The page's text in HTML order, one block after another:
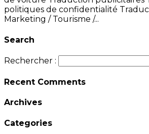
politiques de confidentialité
Marketing / Tourisme /...
Search
Rechercher :
Recent Comments
Archives
Categories